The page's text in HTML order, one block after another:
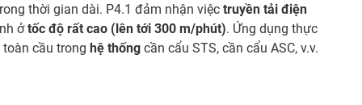
thời gian dài. P4.1 đảm nhận việc truyền tải điện
ởtốc độ rất cao (lên tới 300 m/phút). Ứng dụng thực
cầu trong hệ thống cần cẩu STS, cần cẩu ASC, v.v.